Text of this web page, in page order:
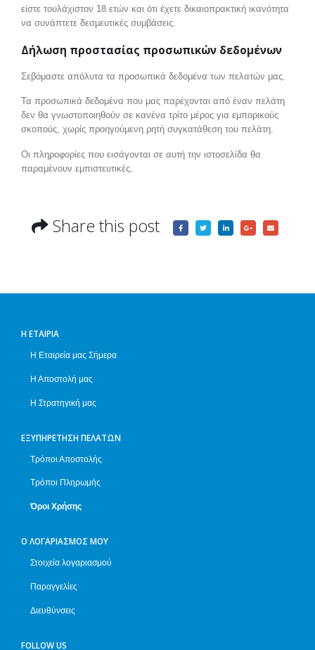
είστε τουλάχιστον 18 ετών και ότι έχετε δικαιοπρακτική ικανότητα
να συνάπτετε δεσμευτικές συμβάσεις.
Δήλωση προστασίας προσωπικών δεδομένων
Σεβόμαστε απόλυτα τα προσωπικά δεδομένα των πελατών μας.
Τα προσωπικά δεδομένα που μας παρέχονται από έναν πελάτη
δεν θα γνωστοποιηθούν σε κανένα τρίτο μέρος για εμπορικούς
σκοπούς, χωρίς προηγούμενη ρητή συγκατάθεση του πελάτη.
Οι πληροφορίες που εισάγονται σε αυτή την ιστοσελίδα θα
παραμένουν εμπιστευτικές.
Share this post
Η ΕΤΑΙΡΊΑ
Η Εταιρεία μας Σήμερα
Η Αποστολή μας
Η Στρατηγική μας
ΕΞΥΠΗΡΈΤΗΣΗ ΠΕΛΑΤΏΝ
Τρόποι Αποστολής
Τρόποι Πληρωμής
Όροι Χρήσης
Ο ΛΟΓΑΡΙΑΣΜΌΣ ΜΟΥ
Στοιχεία λογαριασμού
Παραγγελίες
Διευθύνσεις
FOLLOW US